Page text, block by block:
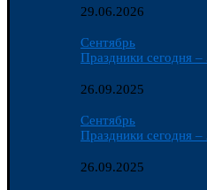
29.06.2026
Сентябрь
Праздники сегодня –
26.09.2025
Сентябрь
Праздники сегодня –
26.09.2025